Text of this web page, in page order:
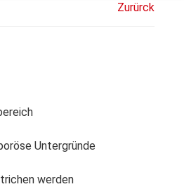
Untergründe
werden